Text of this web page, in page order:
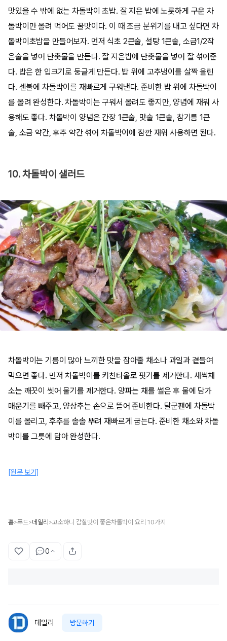
맛있을 수 밖에 없는 차돌박이 초밥. 잘 지은 밥에 노릇하게 구운 차
돌박이만 올려 먹어도 꿀맛이다. 이 때 조금 분위기를 내고 싶다면 차
돌박이초밥을 만들어보자. 먼저 식초 2큰술, 설탕 1큰술, 소금1/2작
은술을 넣어 단촛물을 만든다. 잘 지은밥에 단촛물을 넣어 잘 섞어준
다. 밥은 한 입크기로 둥글게 만든다. 밥 위에 고추냉이를 살짝 올린
다. 센불에 차돌박이를 재빠르게 구워낸다. 준비한 밥 위에 차돌박이
를 올려 완성한다. 차돌박이는 구워서 올려도 좋지만, 양념에 재워 사
용해도 좋다. 차돌박이 양념은 간장 1큰술, 맛술 1큰술, 참기름 1큰
술, 소금 약간, 후추 약간 섞어 차돌박이에 잠깐 재워 사용하면 된다.
10. 차돌박이 샐러드
차돌박이는 기름이 많아 느끼한 맛을 잡아줄 채소나 과일과 곁들여
먹으면 좋다. 먼저 차돌박이를 키친타올로 핏기를 제거한다. 새싹채
소는 깨끗이 씻어 물기를 제거한다. 양파는 채를 썰은 후 물에 담가
매운기를 빼주고, 양상추는 손으로 뜯어 준비한다. 달군팬에 차돌박
이를 올리고, 후추를 솔솔 뿌려 재빠르게 굽는다. 준비한 채소와 차돌
박이를 그릇에 담아 완성한다.
[원문 보기]
홈>푸드>데일리 >고소하니 감칠맛이 좋은차돌박이 요리 10가지
0
데일리 방문하기